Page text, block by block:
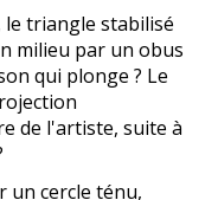
le triangle stabilisé
milieu par un obus
qui plonge ? Le
de l'artiste, suite à
un cercle ténu,